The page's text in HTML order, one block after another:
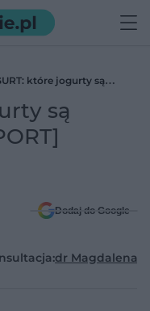
które jogurty są
są
Dodaj do Google
dr Magdalena